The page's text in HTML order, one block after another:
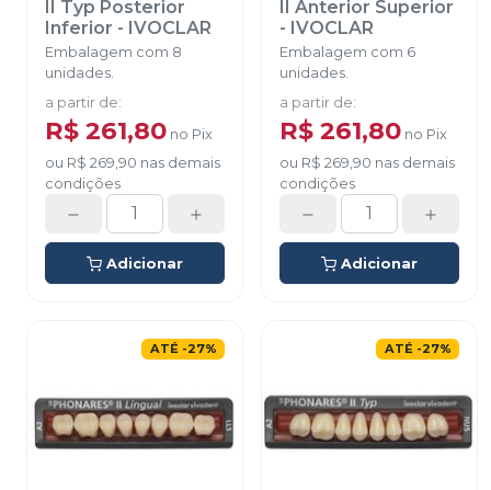
II Typ Posterior
Inferior - IVOCLAR
Embalagem com 8
unidades.
a partir de:
R$ 261,80 no Pix
ou R$ 269,90 nas demais
condições
Adicionar
II Anterior Superior
- IVOCLAR
Embalagem com 6
unidades.
a partir de:
R$ 261,80 no Pix
ou R$ 269,90 nas demais
condições
Adicionar
ATÉ -27% ATÉ -27%